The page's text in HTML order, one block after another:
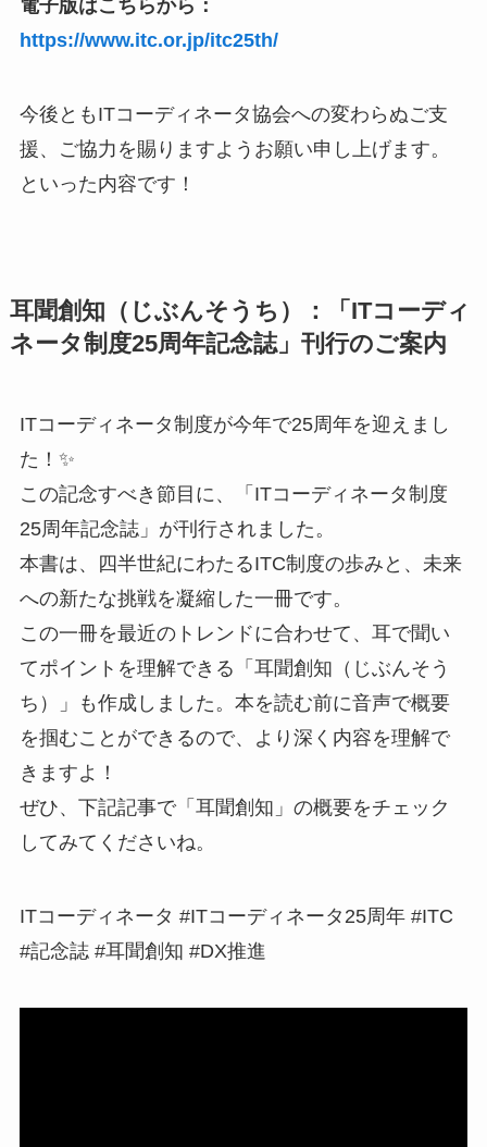
電子版はこちらから：
https://www.itc.or.jp/itc25th/
今後ともITコーディネータ協会への変わらぬご支
援、ご協力を賜りますようお願い申し上げます。
といった内容です！
耳聞創知（じぶんそうち）：「ITコーディ
ネータ制度25周年記念誌」刊行のご案内
ITコーディネータ制度が今年で25周年を迎えまし
た！✨
この記念すべき節目に、「ITコーディネータ制度
25周年記念誌」が刊行されました。
本書は、四半世紀にわたるITC制度の歩みと、未来
への新たな挑戦を凝縮した一冊です。
この一冊を最近のトレンドに合わせて、耳で聞い
てポイントを理解できる「耳聞創知（じぶんそう
ち）」も作成しました。本を読む前に音声で概要
を掴むことができるので、より深く内容を理解で
きますよ！
ぜひ、下記記事で「耳聞創知」の概要をチェック
してみてくださいね。
ITコーディネータ #ITコーディネータ25周年 #ITC
#記念誌 #耳聞創知 #DX推進